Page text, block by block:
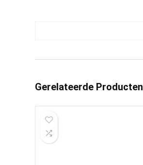
Gerelateerde Producten